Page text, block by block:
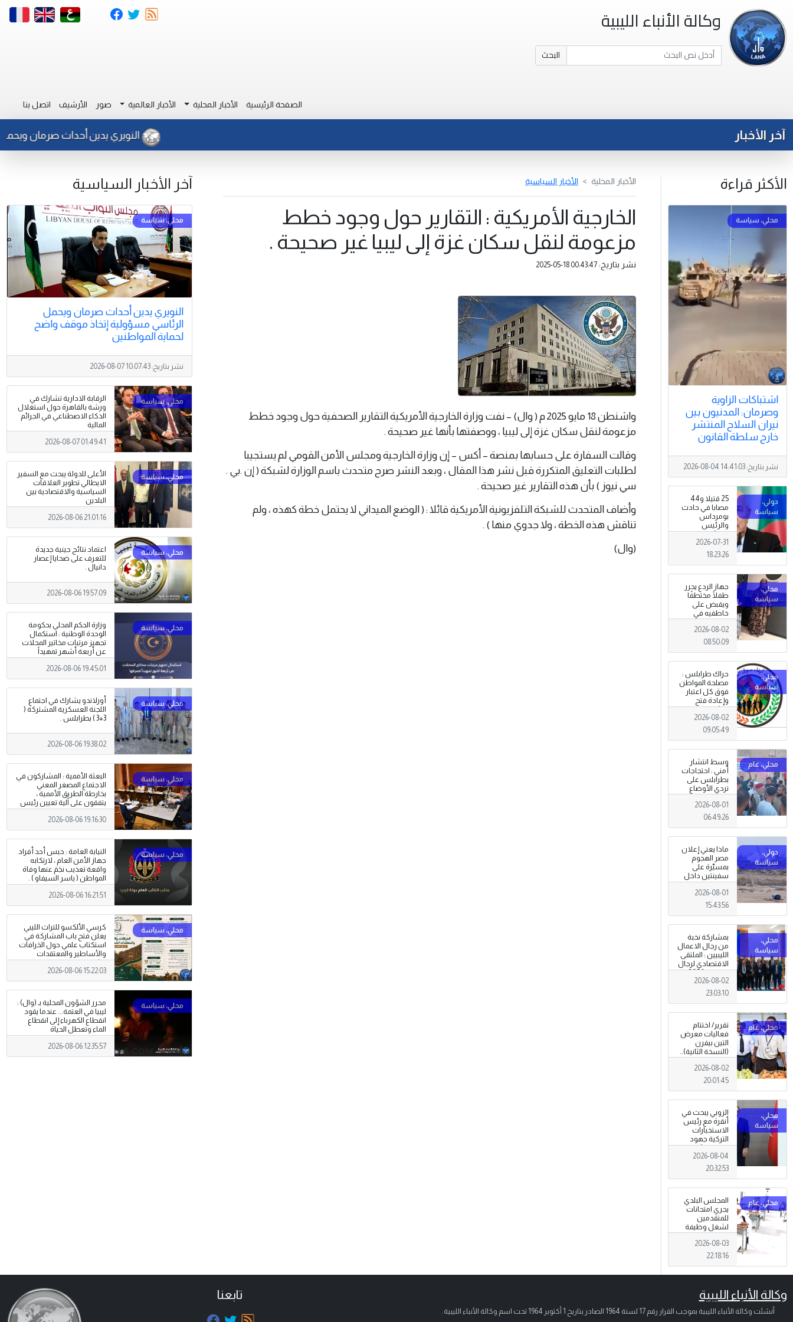
وكالة الأنباء الليبية
البحث
الصفحة الرئيسية الأخبار المحلية الأخبار العالمية صور الأرشيف اتصل بنا
آخر الأخبار النويري يدين أحداث صرمان ويحمل
الأكثر قراءة
اشتباكات الزاوية
وصرمان: المدنيون بين
نيران السلاح المنتشر
خارج سلطة القانون
نشر بتاريخ:2026-08-04 14:41:03
25 قتيلا و44
مصابا في حادث
بومرداس
والرئيس
الجزائري يعلن
الحداد .
2026-07-31
18:23:26
جهاز الردع يحرر
طفلًا مختطفًا
ويقبض على
خاطفيه في
طرابلس
2026-08-02
08:50:09
حراك طرابلس :
مصلحة المواطن
فوق كل اعتبار
وإعادة فتح
المؤسسات
جاءت استجابةً
للإرادة الشعبية
2026-08-02
09:05:49
وسط انتشار
أمني : احتجاجات
بطرابلس على
تردي الأوضاع
المعيشية وتدني
الخدمات العامة .
2026-08-01
06:49:26
ماذا يعني إعلان
مصر الهجوم
بمسيّرة على
سفينتين داخل
ميناء دمياط؟
(قراءة تحليلية)
2026-08-01
15:43:56
بمشاركة نخبة
من رجال الاعمال
الليبيين : الملتقى
الاقتصادي لرجال
الاعمال 2026
تبدأ فعاليات
بمدينة سرت .
2026-08-02
23:03:10
تقرير/ اختتام
فعاليات معرض
التين بيفرن
(النسخة الثانية)..
تظاهرة وطنية
وصمود
للمزارعين في
2026-08-02
20:01:45
الزوبي يبحث في
أنقرة مع رئيس
الاستخبارات
التركية جهود
توحيد المؤسسة
العسكرية على
أسس مهنية
2026-08-04
20:32:53
المجلس البلدي
يجري امتحانات
للمتقدمين
لشغل وظيفة
مختار محلة .
2026-08-03
22:18:16
الأخبار المحلية الأخبار السياسية
الخارجية الأمريكية : التقارير حول وجود خطط
مزعومة لنقل سكان غزة إلى ليبيا غير صحيحة .
نشر بتاريخ: 2025-05-18 00:43:47
واشنطن 18 مايو 2025 م ( وال) – نفت وزارة الخارجية الأمريكية التقارير الصحفية حول وجود خطط
مزعومة لنقل سكان غزة إلى ليبيا ، ووصفتها بأنها غير صحيحة .
وقالت السفارة على حسابها بمنصة – أكس – إن وزارة الخارجية ومجلس الأمن القومي لم يستجيبا
لطلبات التعليق المتكررة قبل نشر هذا المقال ، وبعد النشر صرح متحدث باسم الوزارة لشبكة ( إن .بي .
سي نيوز ) بأن هذه التقارير غير صحيحة .
وأضاف المتحدث للشبكة التلفزيونية الأمريكية قائلا : ( الوضع الميداني لا يحتمل خطة كهذه ، ولم
تناقش هذه الخطة ، ولا جدوي منها ) .
(وال)
آخر الأخبار السياسية
النويري يدين أحداث صرمان ويحمل
الرئاسي مسؤولية إتخاذ موقف واضح
لحماية المواطنين
نشر بتاريخ:2026-08-07 10:07:43
الرقابة الادارية تشارك في
ورشة بالقاهرة حول استغلال
الذكاء الاصطناعي في الجرائم
المالية
2026-08-07 01:49:41
الأعلى للدولة يبحث مع السفير
الايطالي تطوير العلاقات
السياسية والاقتصادية بين
البلدين
2026-08-06 21:01:16
اعتماد نتائج جينية جديدة
للتعرف على ضحايا إعصار
دانيال .
2026-08-06 19:57:09
وزارة الحكم المحلي بحكومة
الوحدة الوطنية : استكمال
تجهيز مرتبات مخاتير المحلات
عن أربعة أشهر تمهيداً
لصرفها .
2026-08-06 19:45:01
أورلاندو يشارك في اجتماع
اللجنة العسكرية المشتركة (
3+3 ) بطرابلس .
2026-08-06 19:38:02
البعثة الأممية : المشاركون في
الاجتماع المصغر المعني
بخارطة الطريق الأممية ،
يتفقون على آلية تعيين رئيس
مفوضية الانتخابات
2026-08-06 19:16:30
النيابة العامة : حبس أحد أفراد
جهاز الأمن العام ، لارتكابه
واقعة تعذيب نجَمَ عنها وفاة
المواطن ( ياسر السيفاو ) .
2026-08-06 16:21:51
كرسي الألكسو للتراث الليبي
يعلن فتح باب المشاركة في
استكتاب علمي حول الخرافات
والأساطير والمعتقدات
الشعبية
2026-08-06 15:22:03
محرر الشؤون المحلية بـ (وال) :
ليبيا في العتمة... عندما يقود
انقطاع الكهرباء إلى انقطاع
الماء وتعطل الحياة
2026-08-06 12:35:57
وكالة الأنباء الليبية
أنشئت وكالة الأنباء الليبية بموجب القرار رقم 17 لسنة 1964 الصادر بتاريخ 1 أكتوبر 1964 تحت اسم وكالة الأنباء الليبية .
تابعنا